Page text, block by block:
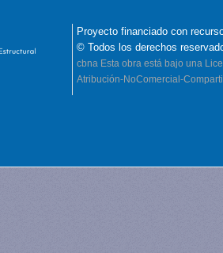
Proyecto financiado con
© Todos los derechos
cbna Esta obra está bajo una
Atribución-NoComercial-